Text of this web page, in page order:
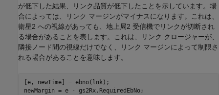
が低下した結果、リンク品質が低下したことを示しています。場
合によっては、リンク マージンがマイナスになります。これは、
衛星2 への視線があっても、地上局2 受信機でリンクが切断され
る場合があることを表します。これは、リンク クロージャーが、
隣接ノード間の視線だけでなく、リンク マージンによって制限さ
れる場合があることを意味します。
[e, newTime] = ebno(lnk);
newMargin = e - gs2Rx.RequiredEbNo;